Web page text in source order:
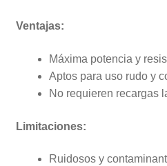
Ventajas:
Máxima potencia y
Aptos para uso rudo y
No requieren recargas
Limitaciones:
Ruidosos y